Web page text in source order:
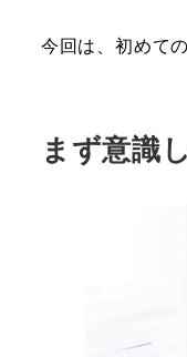
今回は、初めて
まず意識